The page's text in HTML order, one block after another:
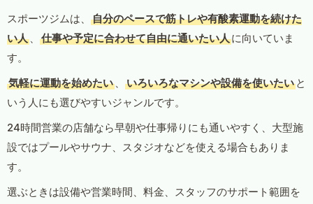
スポーツジムは、
自分のペースで筋トレや有酸素運動を続けた
い人 、 仕事や予定に合わせて自由に通いたい人に向いていま
す。
気軽に運動を始めたい 、 いろいろなマシンや設備を使いたい と
いう人にも選びやすいジャンルです。
24時間営業の店舗なら早朝や仕事帰りにも通いやすく、大型施
設ではプールやサウナ、スタジオなどを使える場合もありま
す。
選ぶときは設備や営業時間、料金、スタッフのサポート範囲を